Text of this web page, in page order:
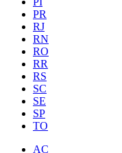
PR
RJ
RN
RO
RR
RS
SC
SE
SP
TO
AC